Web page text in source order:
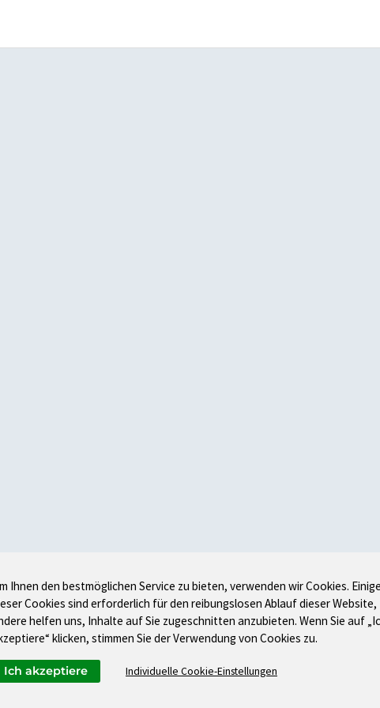
Ihnen den bestmöglichen Service zu bieten, verwenden wir Cookies.
Cookies sind erforderlich für den reibungslosen Ablauf dieser Website,
helfen uns, Inhalte auf Sie zugeschnitten anzubieten. Wenn Sie auf
klicken, stimmen Sie der Verwendung von Cookies zu.
Individuelle Cookie-Einstellungen
Ich akzeptiere